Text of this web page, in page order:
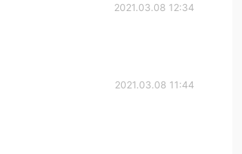
2021.03.08 12:34
2021.03.08 11:44